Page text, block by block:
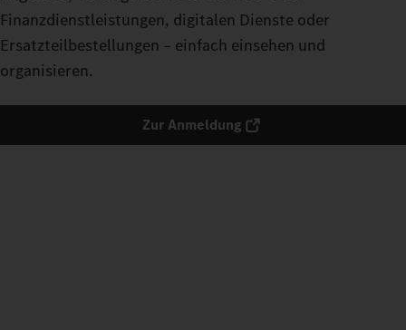
Finanzdienstleistungen, digitalen Dienste oder
Ersatzteilbestellungen – einfach einsehen und
organisieren.
Zur Anmeldung